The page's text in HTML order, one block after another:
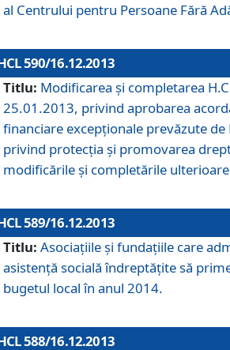
al Centrului pentru Persoane Fără
590/16.12.2013
Titlu: Modificarea şi completarea
25.01.2013, privind aprobarea
financiare excepţionale prevăzute
privind protecţia şi promovarea
modificările şi completările
589/16.12.2013
Titlu: Asociaţiile şi fundaţiile care
asistenţă socială îndreptăţite să
bugetul local în anul 2014.
588/16.12.2013